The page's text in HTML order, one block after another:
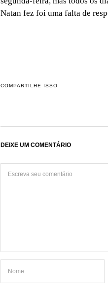
Natan fez foi uma falta de
COMPARTILHE ISSO
DEIXE UM COMENTÁRIO